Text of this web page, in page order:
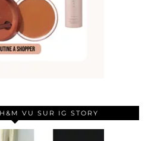
VU SUR IG STORY